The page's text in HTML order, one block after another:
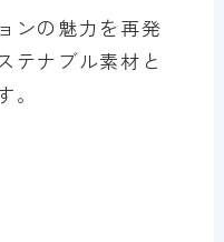
ンの魅力を再発
テナブル素材と